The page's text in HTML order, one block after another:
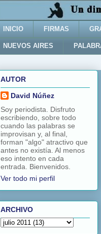
INICIO FIRMAS
NUEVOS AIRES
AUTOR
David Núñez
Soy periodista. Disfruto
escribiendo, sobre todo
cuando las palabras se
improvisan y, al final,
forman "algo" atractivo que
antes no existía. Al menos
eso intento en cada
entrada. Bienvenidos.
Ver todo mi perfil
ARCHIVO